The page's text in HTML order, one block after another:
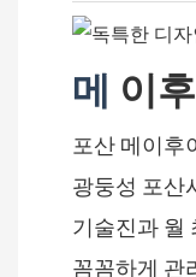
메 이
포산 메이후
광둥성 포산
기술진과 월
꼼꼼하게 관